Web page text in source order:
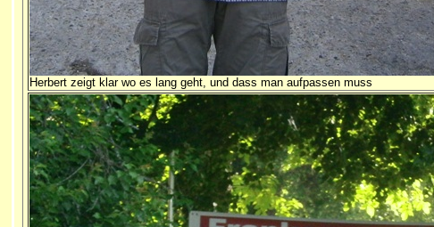
Herbert zeigt klar wo es lang geht, und dass man aufpassen muss